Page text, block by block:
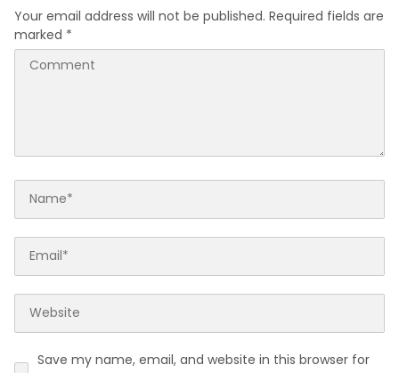
Your email address will not be published. Required fields are
marked *
Save my name, email, and website in this browser for